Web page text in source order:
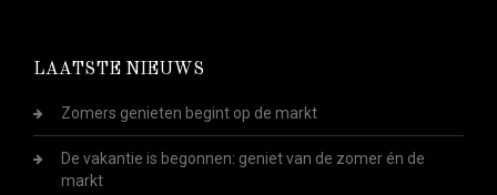
LAATSTE NIEUWS
Zomers genieten begint op de markt
De vakantie is begonnen: geniet van de zomer én de
markt